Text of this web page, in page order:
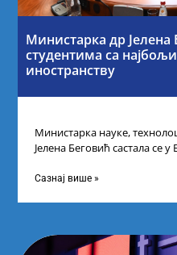
Министарка др
студентима са
иностранству
Министарка науке,
Јелена Беговић састала се
Сазнај више »